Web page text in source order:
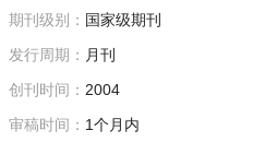
期刊级别： 国家级期刊
发行周期： 月刊
创刊时间： 2004
审稿时间： 1个月内